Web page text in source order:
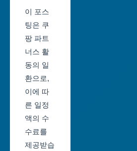
광
역
시
세
종
특
일
정
부
산
제
대
이 포스
팅은 쿠
팡 파트
너스 활
동의 일
환으로,
이에 따
른 일정
액의 수
수료를
제공받습